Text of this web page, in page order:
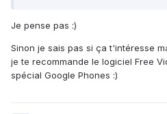
Je pense pas :)
Sinon je sais pas si ça t'intéresse
je te recommande le logiciel Free
spécial Google Phones :)